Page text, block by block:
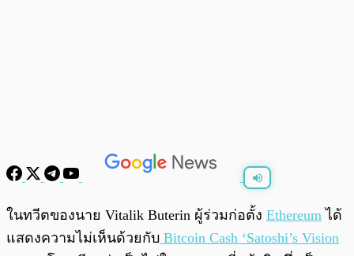
ในทวีตของนาย Vitalik Buterin ผู้ร่วมก่อตั้ง Ethereum ได้
แสดงความไม่เห็นด้วยกับ Bitcoin Cash ‘Satoshi’s Vision